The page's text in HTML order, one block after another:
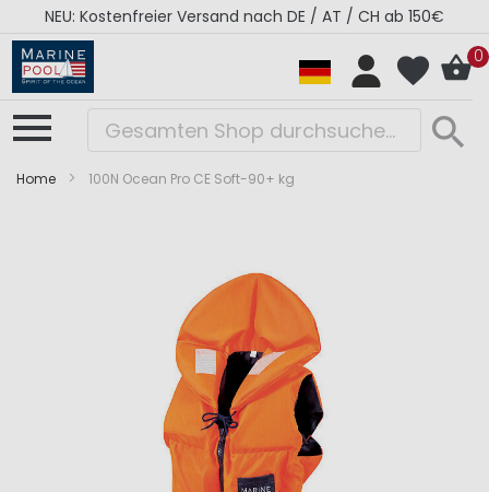
NEU: Kostenfreier Versand nach DE / AT / CH ab 150€
0
Home 100N Ocean Pro CE Soft-90+ kg